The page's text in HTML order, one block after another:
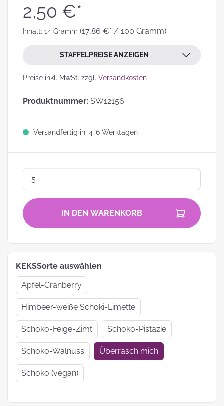
2,50 €*
Inhalt: 14 Gramm (17,86 €* / 100 Gramm)
STAFFELPREISE ANZEIGEN
Preise inkl. MwSt. zzgl. Versandkosten
Produktnummer: SW12156
Versandfertig in: 4-6 Werktagen
IN DEN WARENKORB
KEKSSorte auswählen
Apfel-Cranberry
Himbeer-weiße Schoki-Limette
Schoko-Feige-Zimt Schoko-Pistazie
Schoko-Walnuss Überrasch mich
Schoko (vegan)